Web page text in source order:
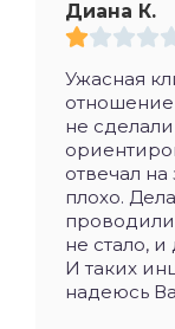
Диана К.
Ужасная
не
отвечал
плохо.
не стало,
И таких
надеюсь